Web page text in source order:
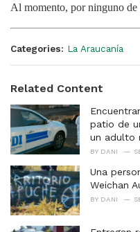
Al momento, por ninguno de
Categories: La Araucanía
Related Content
patio de
un adulto
BY DANI
Una
Weichan
BY DANI